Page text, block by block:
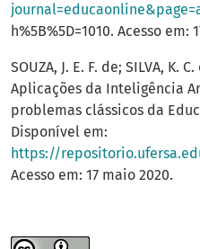
h%5B%5D=1010. Acesso em:
SOUZA, J. E. F. de; SILVA, K.
Aplicações da Inteligência
problemas clássicos da
Disponível em:
https://repositorio.ufersa.edu.br/
Acesso em: 17 maio 2020.